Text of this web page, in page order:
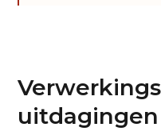
uitdagingen